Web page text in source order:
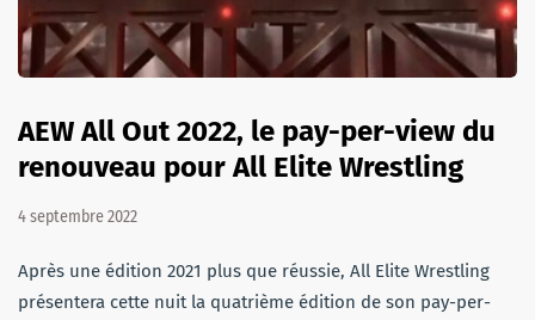
AEW All Out 2022, le pay-per-view du
renouveau pour All Elite Wrestling
4 septembre 2022
Après une édition 2021 plus que réussie, All Elite Wrestling
présentera cette nuit la quatrième édition de son pay-per-